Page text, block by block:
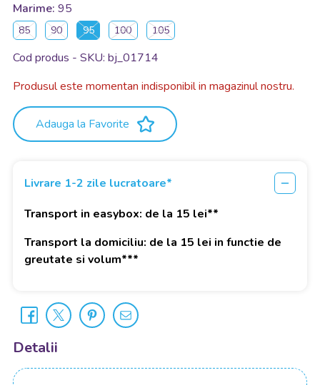
Marime: 95
85 90 95 100 105
Cod produs - SKU bj_01714
Produsul este momentan indisponibil in magazinul nostru.
Adauga la Favorite
Livrare 1-2 zile lucratoare*
Transport in easybox: de la 15 lei**
Transport la domiciliu: de la 15 lei in functie de
greutate si volum***
Detalii